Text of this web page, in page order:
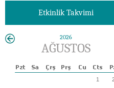
Etkinlik Takvimi
2026
AĞUSTOS
1